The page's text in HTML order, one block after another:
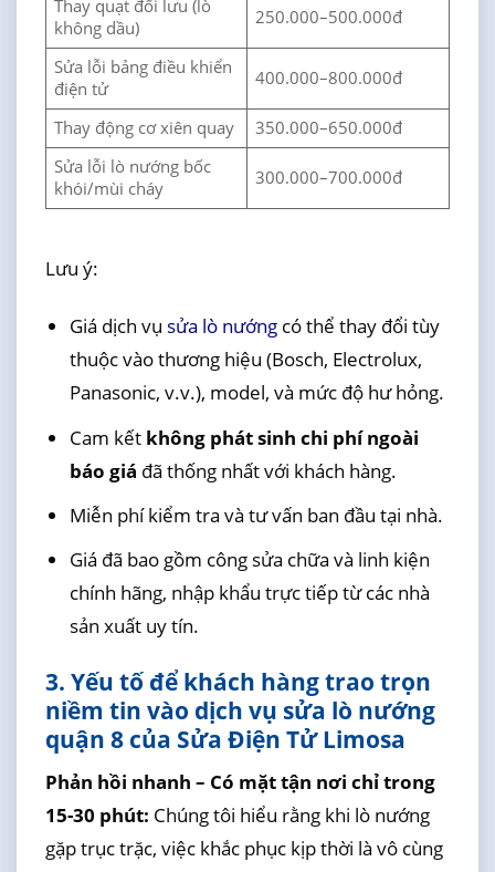
Thay quạt đối lưu (lò
không dầu)
250.000–500.000đ
Sửa lỗi bảng điều khiển
điện tử
400.000–800.000đ
Thay động cơ xiên quay
350.000–650.000đ
Sửa lỗi lò nướng bốc
khói/mùi cháy
300.000–700.000đ
Lưu ý:
Giá dịch vụ sửa lò nướngcó thể thay đổi tùy
thuộc vào thương hiệu (Bosch, Electrolux,
Panasonic, v.v.), model, và mức độ hư hỏng.
Cam kết không phát sinh chi phí ngoài
báo giá đã thống nhất với khách hàng.
Miễn phí kiểm tra và tư vấn ban đầu tại nhà.
Giá đã bao gồm công sửa chữa và linh kiện
chính hãng, nhập khẩu trực tiếp từ các nhà
sản xuất uy tín.
3. Yếu tố để khách hàng trao trọn
niềm tin vào dịch vụ sửa lò nướng
quận 8 của Sửa Điện Tử Limosa
Phản hồi nhanh – Có mặt tận nơi chỉ trong
15-30 phút: Chúng tôi hiểu rằng khi lò nướng
gặp trục trặc, việc khắc phục kịp thời là vô cùng